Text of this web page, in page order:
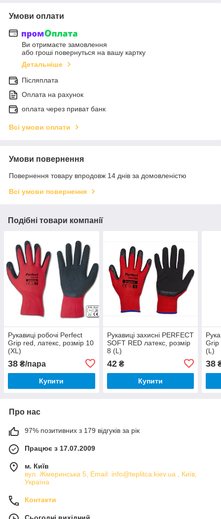
Умови оплати
Ви отримаєте замовлення
або гроші повернуться на вашу картку
Детальніше
Післяплата
Оплата на рахунок
оплата через приват банк
Всі умови оплати
Умови повернення
Повернення товару впродовж 14 днів за домовленістю
Всі умови повернення
Подібні товари компанії
Рукавиці робочі Perfect
Grip red, латекс, розмір 10
(XL)
38 ₴/пара
Купити
Рукавиці захисні PERFECT
SOFT RED латекс, розмір
8 (L)
42₴
Купити
Grip
(L)
38
Про нас
97% позитивних з 179 відгуків за рік
Працює з 17.07.2009
м. Київ
вул. Жмеринська 5, Email: info@teplitca.kiev.ua , Київ,
Україна
Контакти